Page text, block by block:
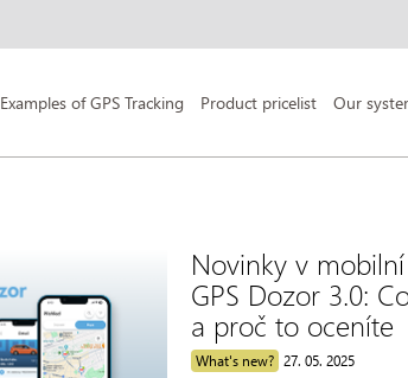
Examples of GPS Tracking Product pricelist Our
Novinky v
GPS Dozor 3.0:
a proč to oceníte
What's new? 27. 05. 2025